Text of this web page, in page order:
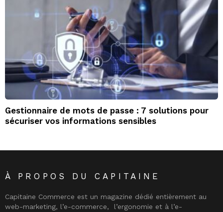
Gestionnaire de mots de passe : 7 solutions pour
sécuriser vos informations sensibles
À PROPOS DU CAPITAINE
Capitaine Commerce est un magazine dédié entièrement au
web-marketing, l’e-commerce, l’ergonomie et à l’e-